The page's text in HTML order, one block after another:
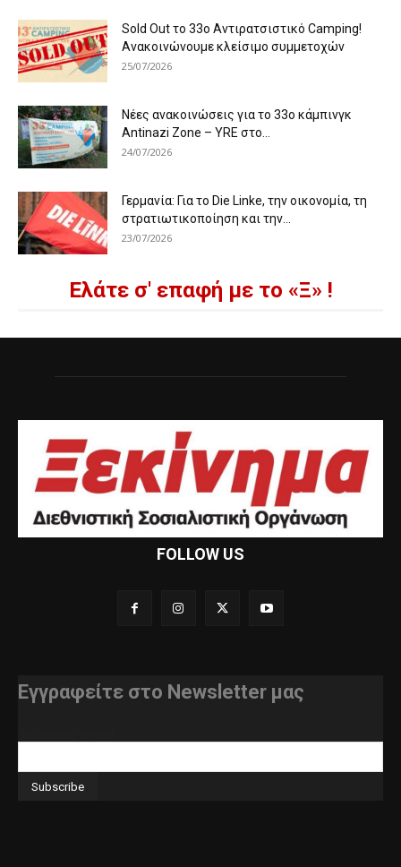
Sold Out το 33ο Αντιρατσιστικό Camping!
Ανακοινώνουμε κλείσιμο συμμετοχών
25/07/2026
Νέες ανακοινώσεις για το 33ο κάμπινγκ
Antinazi Zone – YRE στο...
24/07/2026
Γερμανία: Για το Die Linke, την οικονομία, τη
στρατιωτικοποίηση και την...
23/07/2026
Ελάτε σ' επαφή με το «Ξ» !
FOLLOW US
Εγγραφείτε στο Newsletter μας